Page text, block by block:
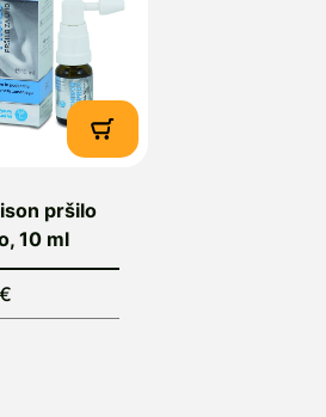
pršilo
10 ml